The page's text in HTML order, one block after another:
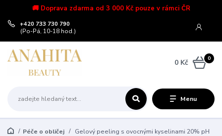
🚚 Doprava zdarma od 3 000 Kč pouze v rámci ČR
Menu
+420 733 730 790
(Po-Pá, 10-18 hod.)
0
0 Kč
Péče o obličej
Gelový peeling s ovocnými kyselinami 20% pH